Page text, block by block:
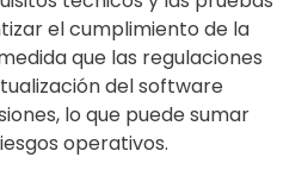
el cumplimiento de la
que las regulaciones
del software
lo que puede sumar
operativos.